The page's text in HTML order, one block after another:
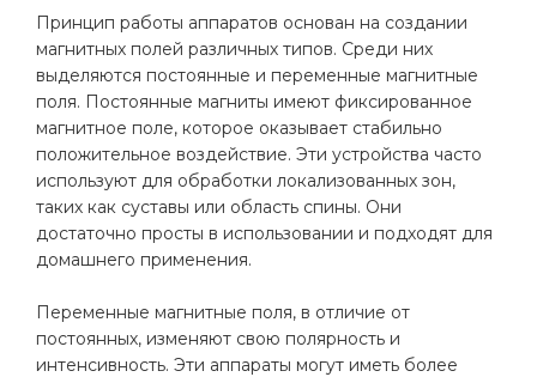
Принцип работы аппаратов основан на создании
магнитных полей различных типов. Среди них
выделяются постоянные и переменные магнитные
поля. Постоянные магниты имеют фиксированное
магнитное поле, которое оказывает стабильно
положительное воздействие. Эти устройства часто
используют для обработки локализованных зон,
таких как суставы или область спины. Они
достаточно просты в использовании и подходят для
домашнего применения.
Переменные магнитные поля, в отличие от
постоянных, изменяют свою полярность и
интенсивность. Эти аппараты могут иметь более